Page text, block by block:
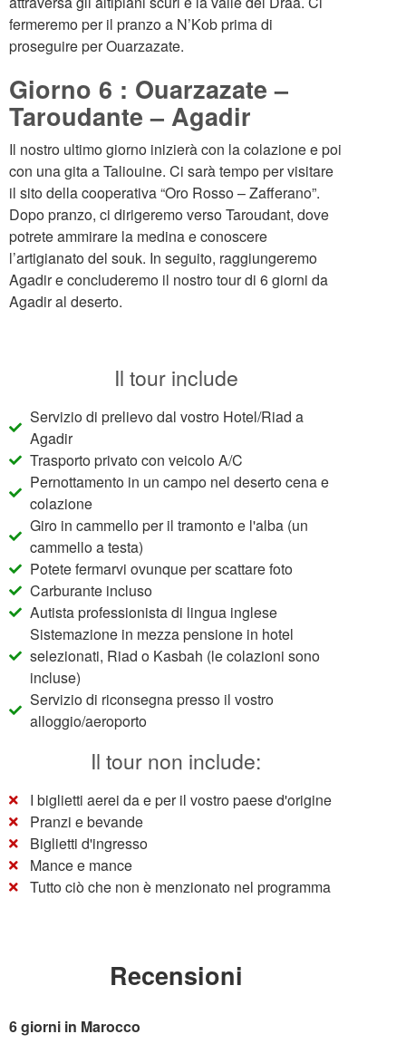
fermeremo per il pranzo a N’Kob prima di
proseguire per Ouarzazate.
Giorno 6 : Ouarzazate –
Taroudante – Agadir
Il nostro ultimo giorno inizierà con la colazione e poi
con una gita a Taliouine. Ci sarà tempo per visitare
il sito della cooperativa “Oro Rosso – Zafferano”.
Dopo pranzo, ci dirigeremo verso Taroudant, dove
potrete ammirare la medina e conoscere
l’artigianato del souk. In seguito, raggiungeremo
Agadir e concluderemo il nostro tour di 6 giorni da
Agadir al deserto.
Il tour include
Servizio di prelievo dal vostro Hotel/Riad a
Agadir
Trasporto privato con veicolo A/C
Pernottamento in un campo nel deserto cena e
colazione
Giro in cammello per il tramonto e l'alba (un
cammello a testa)
Potete fermarvi ovunque per scattare foto
Carburante incluso
Autista professionista di lingua inglese
Sistemazione in mezza pensione in hotel
selezionati, Riad o Kasbah (le colazioni sono
incluse)
Servizio di riconsegna presso il vostro
alloggio/aeroporto
Il tour non include:
I biglietti aerei da e per il vostro paese d'origine
Pranzi e bevande
Biglietti d'ingresso
Mance e mance
Tutto ciò che non è menzionato nel programma
Recensioni
6 giorni in Marocco